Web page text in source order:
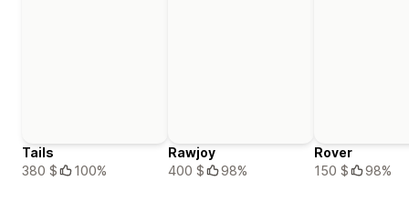
Tails
380 $
100%
Rawjoy
400 $
98%
Rover
150 $
98%